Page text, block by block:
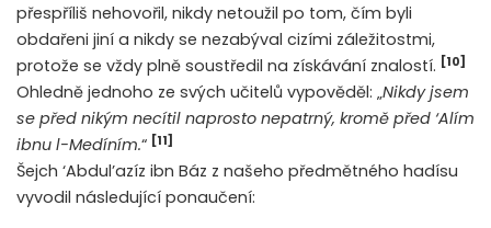
přespříliš nehovořil, nikdy netoužil po tom, čím byli
obdařeni jiní a nikdy se nezabýval cizími záležitostmi,
protože se vždy plně soustředil na získávání znalostí. [10]
Ohledně jednoho ze svých učitelů vypověděl: „Nikdy jsem
se před nikým necítil naprosto nepatrný, kromě před ‘Alím
ibnu l-Medíním.“ [11]
Šejch ‘Abdul’azíz ibn Báz z našeho předmětného hadísu
vyvodil následující ponaučení: